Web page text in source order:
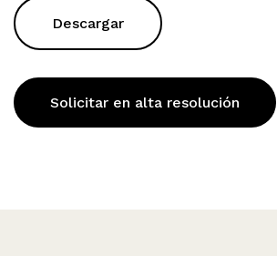
Descargar
Solicitar en alta resolución